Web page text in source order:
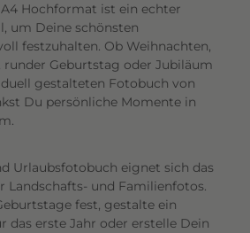
Hochformat ist ein echter
um Deine schönsten
festzuhalten. Ob Weihnachten,
runder Geburtstag oder Jubiläum
gestalteten Fotobuch von
Du persönliche Momente in
Urlaubsfotobuch eignet sich das
Landschafts- und Familienfotos.
fest, gestalte ein
das erste Jahr oder erstelle Dein